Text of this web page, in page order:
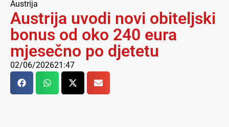
Austrija
Austrija uvodi novi obiteljski
bonus od oko 240 eura
mjesečno po djetetu
02/06/202621:47